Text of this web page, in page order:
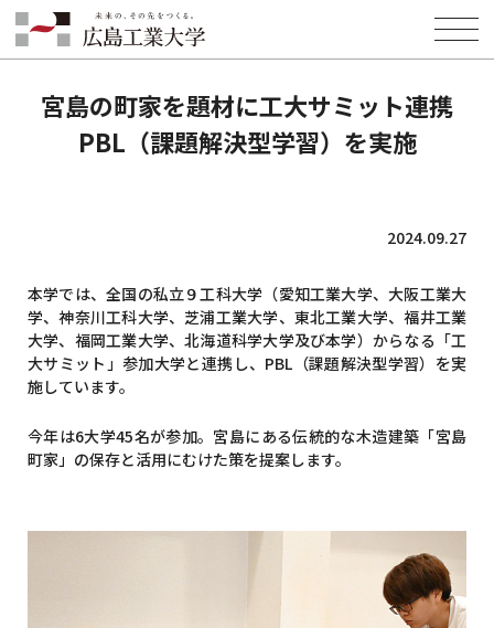
HOME INFORMATION
宮島の町家を題材に工大サミット連携PBL（課題解決型学習）を実施
宮島の町家を題材に工大サミット連携
PBL（課題解決型学習）を実施
2024.09.27
本学では、全国の私立９工科大学（愛知工業大学、大阪工業大
学、神奈川工科大学、芝浦工業大学、東北工業大学、福井工業
大学、福岡工業大学、北海道科学大学及び本学）からなる「工
大サミット」参加大学と連携し、PBL（課題解決型学習）を実
施しています。
今年は6大学45名が参加。宮島にある伝統的な木造建築「宮島
町家」の保存と活用にむけた策を提案します。